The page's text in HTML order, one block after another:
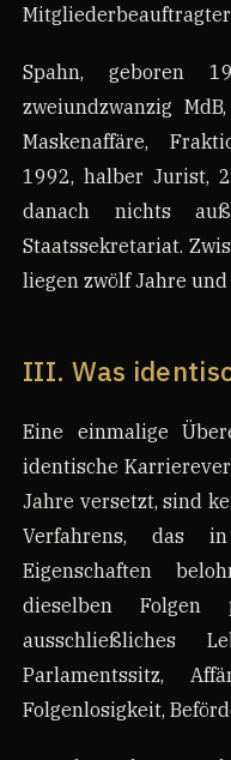
Spahn, geboren
zweiundzwanzig
Maskenaffäre,
1992, halber Jurist,
danach nichts
Staatssekretariat.
liegen zwölf Jahre
III. Was
Eine einmalige
identische
Jahre versetzt, sind
Verfahrens, das
Eigenschaften
dieselben Folgen
ausschließliches
Parlamentssitz,
Folgenlosigkeit,